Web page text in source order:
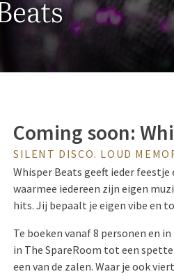
Coming soon:
SILENT DISCO. LOUD
Whisper Beats geeft ieder
waarmee iedereen zijn eigen
hits. Jij bepaalt je eigen vibe en
Te boeken vanaf 8 personen en
in The SpareRoom tot een
een van de zalen. Waar je ook